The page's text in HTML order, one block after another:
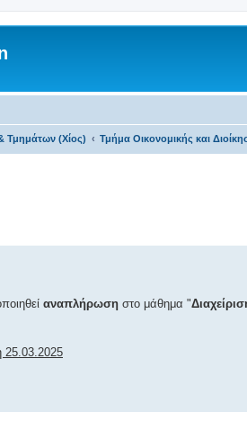
Τμημάτων (Χίος) Τμήμα Οικονομικής και
αναπλήρωση στο μάθημα "
25.03.2025